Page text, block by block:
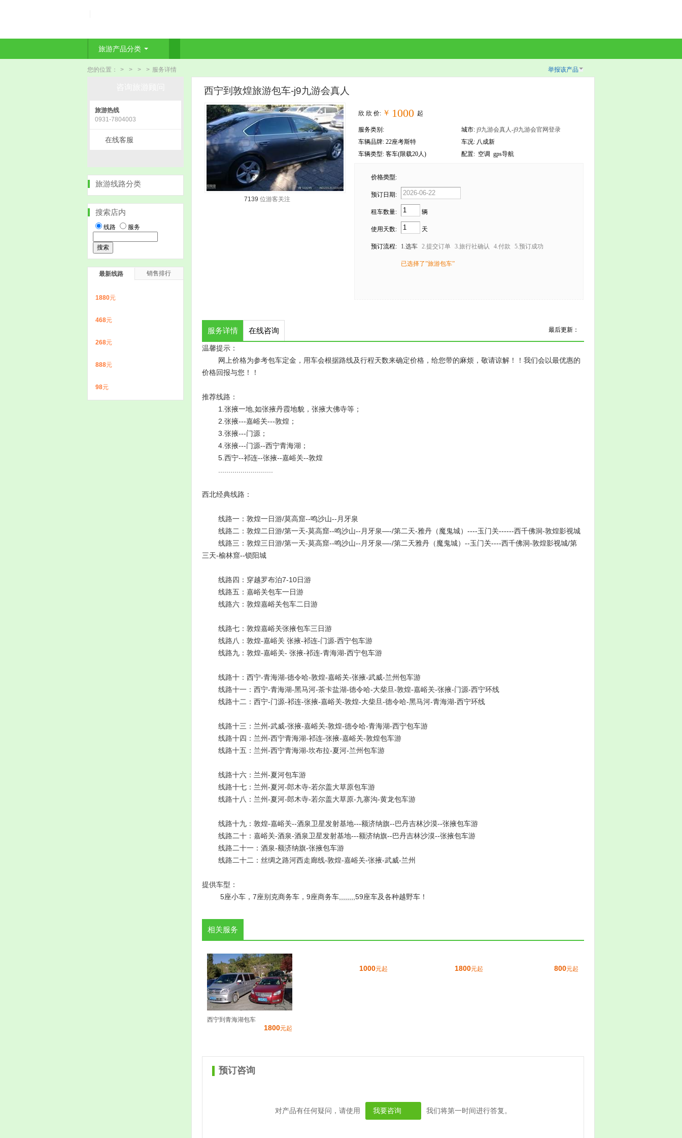
旅游产品分类
您的位置： > > > > 服务详情
西宁到敦煌旅游包车-j9九游会真人
7139 位游客关注
欣 欣 价: ￥ 1000 起
服务类别: 城市:j9九游会真人-j9九游会官网登录
车辆品牌: 22座考斯特
车况: 八成新
车辆类型: 客车(限载20人)
配置: 空调 gps导航
价格类型:
预订日期:
租车数量: 辆
使用天数: 天
预订流程: 1.选车 2.提交订单 3.旅行社确认 4.付款 5.预订成功
已选择了”旅游包车”
服务详情 在线咨询 最后更新：
温馨提示：
网上价格为参考包车定金，用车会根据路线及行程天数来确定价格，给您带的麻烦，敬请谅解！！我们会以最优惠的
价格回报与您！！
推荐线路：
1.张掖一地,如张掖丹霞地貌，张掖大佛寺等；
2.张掖---嘉峪关---敦煌；
3.张掖---门源；
4.张掖---门源--西宁青海湖；
5.西宁--祁连--张掖--嘉峪关--敦煌
西北经典线路：
线路一：敦煌一日游/莫高窟--鸣沙山--月牙泉
线路二：敦煌二日游/第一天-莫高窟--鸣沙山--月牙泉—-/第二天-雅丹（魔鬼城）----玉门关------西千佛洞-敦煌影视城
线路三：敦煌三日游/第一天-莫高窟--鸣沙山--月牙泉—-/第二天雅丹（魔鬼城）--玉门关----西千佛洞-敦煌影视城/第
三天-榆林窟--锁阳城
线路四：穿越罗布泊7-10日游
线路五：嘉峪关包车一日游
线路六：敦煌嘉峪关包车二日游
线路七：敦煌嘉峪关张掖包车三日游
线路八：敦煌-嘉峪关 张掖-祁连-门源-西宁包车游
线路九：敦煌-嘉峪关- 张掖-祁连-青海湖-西宁包车游
线路十：西宁-青海湖-德令哈-敦煌-嘉峪关-张掖-武威-兰州包车游
线路十一：西宁-青海湖-黑马河-茶卡盐湖-德令哈-大柴旦-敦煌-嘉峪关-张掖-门源-西宁环线
线路十二：西宁-门源-祁连-张掖-嘉峪关-敦煌-大柴旦-德令哈-黑马河-青海湖-西宁环线
线路十三：兰州-武威-张掖-嘉峪关-敦煌-德令哈-青海湖-西宁包车游
线路十四：兰州-西宁青海湖-祁连-张掖-嘉峪关-敦煌包车游
线路十五：兰州-西宁青海湖-坎布拉-夏河-兰州包车游
线路十六：兰州-夏河包车游
线路十七：兰州-夏河-郎木寺-若尔盖大草原包车游
线路十八：兰州-夏河-郎木寺-若尔盖大草原-九寨沟-黄龙包车游
线路十九：敦煌-嘉峪关--酒泉卫星发射基地---额济纳旗--巴丹吉林沙漠--张掖包车游
线路二十：嘉峪关-酒泉-酒泉卫星发射基地---额济纳旗--巴丹吉林沙漠--张掖包车游
线路二十一：酒泉-额济纳旗-张掖包车游
线路二十二：丝绸之路河西走廊线-敦煌-嘉峪关-张掖-武威-兰州
提供车型：
5座小车，7座别克商务车，9座商务车,,,,,,,,59座车及各种越野车！
相关服务
西宁到青海湖包车
1800元起
1000元起 1800元起 800元起
预订咨询
对产品有任何疑问，请使用 我要咨询 我们将第一时间进行答复。
旅游热线
0931-7804003
在线客服
旅游线路分类
搜索店内
线路 服务
最新线路 销售排行
1880元
468元
268元
888元
98元
举报该产品